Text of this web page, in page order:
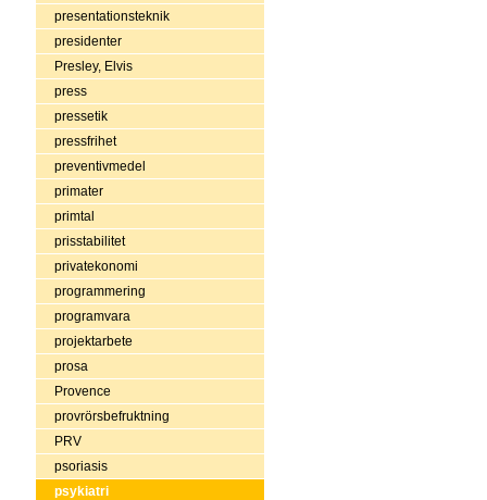
presentationsteknik
presidenter
Presley, Elvis
press
pressetik
pressfrihet
preventivmedel
primater
primtal
prisstabilitet
privatekonomi
programmering
programvara
projektarbete
prosa
Provence
provrörsbefruktning
PRV
psoriasis
psykiatri